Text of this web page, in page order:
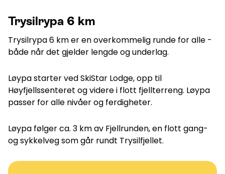
14°C
Åpne heiser :0/41 Åpne løyper:0/ 70
Trysilrypa 6 km
Trysilrypa 6 km er en overkommelig runde for alle -
både når det gjelder lengde og underlag.
Løypa starter ved SkiStar Lodge, opp til
Høyfjellssenteret og videre i flott fjellterreng. Løypa
passer for alle nivåer og ferdigheter.
Løypa følger ca. 3 km av Fjellrunden, en flott gang-
og sykkelveg som går rundt Trysilfjellet.